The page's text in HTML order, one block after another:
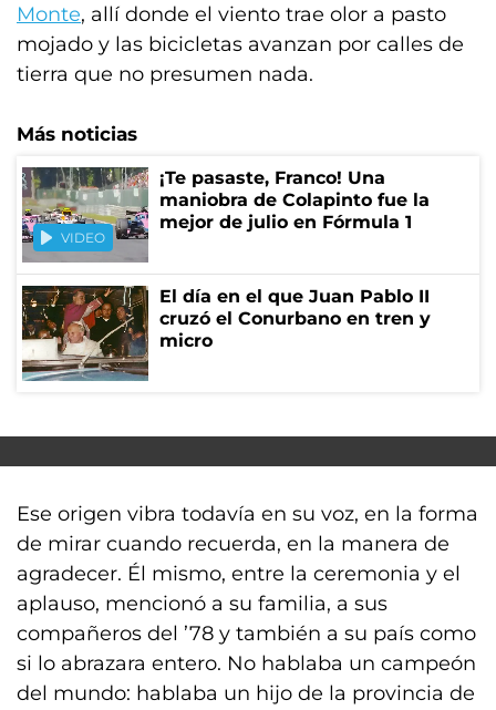
Monte, allí donde el viento trae olor a pasto
mojado y las bicicletas avanzan por calles de
tierra que no presumen nada.
Más noticias
VIDEO
¡Te pasaste, Franco! Una
maniobra de Colapinto fue la
mejor de julio en Fórmula 1
El día en el que Juan Pablo II
cruzó el Conurbano en tren y
micro
Ese origen vibra todavía en su voz, en la forma
de mirar cuando recuerda, en la manera de
agradecer. Él mismo, entre la ceremonia y el
aplauso, mencionó a su familia, a sus
compañeros del ’78 y también a su país como
si lo abrazara entero. No hablaba un campeón
del mundo: hablaba un hijo de la provincia de